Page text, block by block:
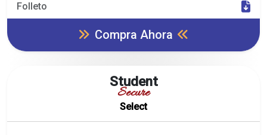
Folleto
Compra Ahora
Student
Secure
Select